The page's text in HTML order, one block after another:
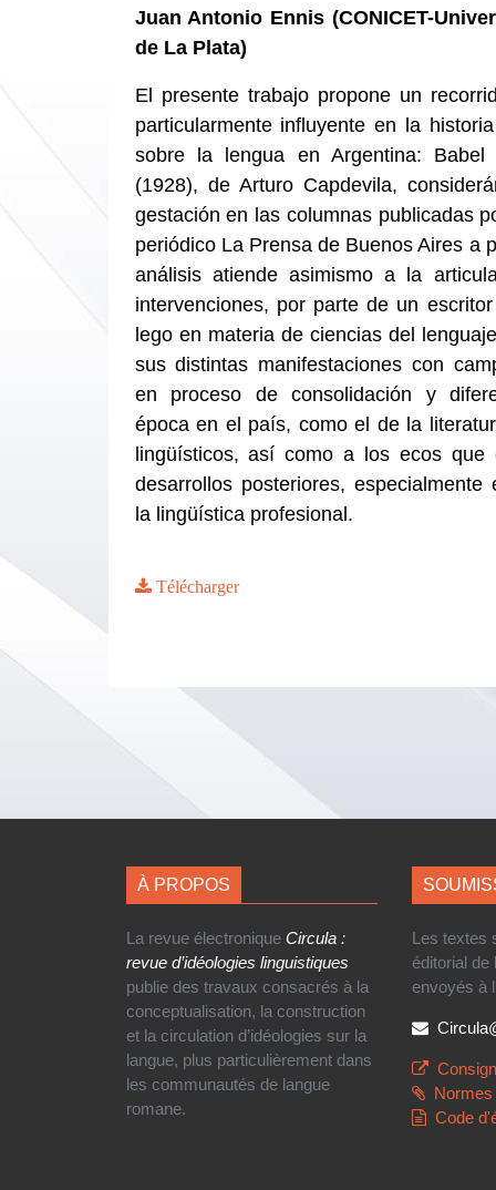
Juan Antonio Ennis (CONICET-
de La Plata)
El presente trabajo propone un
particularmente influyente en la
sobre la lengua en Argentina:
(1928), de Arturo Capdevila,
gestación en las columnas publicadas
periódico La Prensa de Buenos Aires a
análisis atiende asimismo a la
intervenciones, por parte de un
lego en materia de ciencias del
sus distintas manifestaciones con
en proceso de consolidación y
época en el país, como el de la
lingüísticos, así como a los ecos que
desarrollos posteriores,
la lingüística profesional.
Télécharger
À PROPOS
La revue électronique Circula :
revue d’idéologies linguistiques
publie des travaux consacrés à la
conceptualisation, la construction
et la circulation d’idéologies sur la
langue, plus particulièrement dans
les communautés de langue
romane.
Les textes
éditorial de
envoyés à
Code